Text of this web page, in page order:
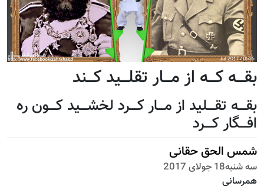
بقـــه کـــه از مـــار تقلـــید کـــند
بقـــه تقـــلید از مـــار کـــرد لخشـــید کـــون ره
افـــگار کـــرد
شمس الحق حقانی
سه شنبه18 جولای 2017
همرسانی